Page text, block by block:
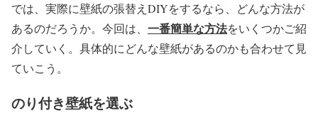
では、実際に壁紙の張替えDIYをするなら、どんな方法が
あるのだろうか。今回は、 一番簡単な方法をいくつかご紹
介していく。具体的にどんな壁紙があるのかも合わせて見
ていこう。
のり付き壁紙を選ぶ